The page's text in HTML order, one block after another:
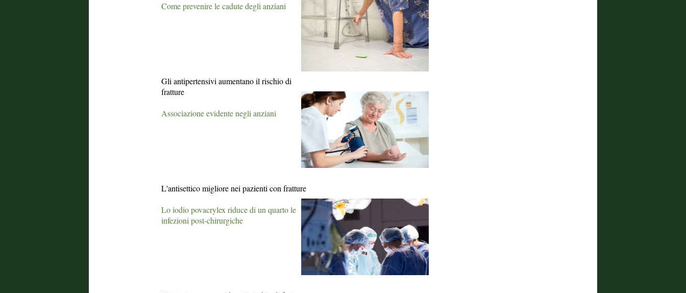
Come prevenire le cadute degli anziani
Gli antipertensivi aumentano il rischio di
fratture
Associazione evidente negli anziani
L'antisettico migliore nei pazienti con fratture
Lo iodio povacrylex riduce di un quarto le
infezioni post-chirurgiche